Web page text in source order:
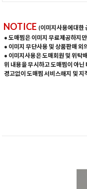
NOTICE (이미지사용에대한
• 도매찜은 이미지 무료제공하지
• 이미지 무단사용 및 상품판매 외
• 이미지사용은 도매회원 및 위탁
위 내용을 무시하고 도매찜이 아
경고없이 도매찜 서비스해지 및